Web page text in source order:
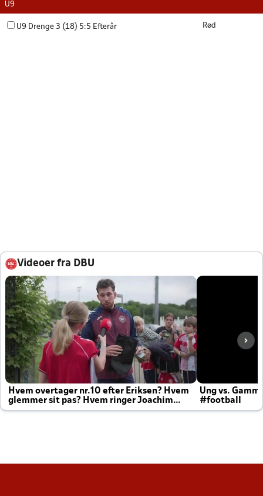
U9
U9 Drenge 3 (18) 5:5 Efterår Rød
Videoer fra DBU
Hvem overtager nr.10 efter Eriksen? Hvem
glemmer sit pas? Hvem ringer Joachim
altid til efter kampe?
Ung vs.
#football